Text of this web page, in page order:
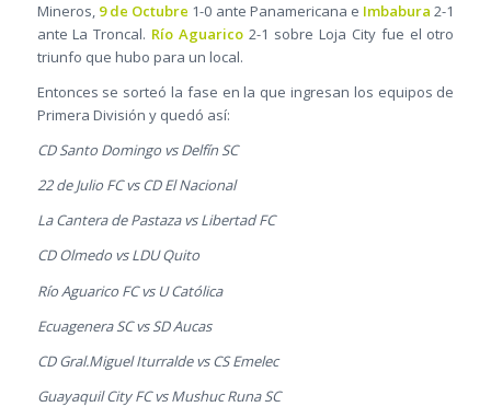
Mineros, 9 de Octubre 1-0 ante Panamericana e Imbabura 2-1
ante La Troncal. Río Aguarico 2-1 sobre Loja City fue el otro
triunfo que hubo para un local.
Entonces se sorteó la fase en la que ingresan los equipos de
Primera División y quedó así:
CD Santo Domingo vs Delfín SC
22 de Julio FC vs CD El Nacional
La Cantera de Pastaza vs Libertad FC
CD Olmedo vs LDU Quito
Río Aguarico FC vs U Católica
Ecuagenera SC vs SD Aucas
CD Gral.Miguel Iturralde vs CS Emelec
Guayaquil City FC vs Mushuc Runa SC